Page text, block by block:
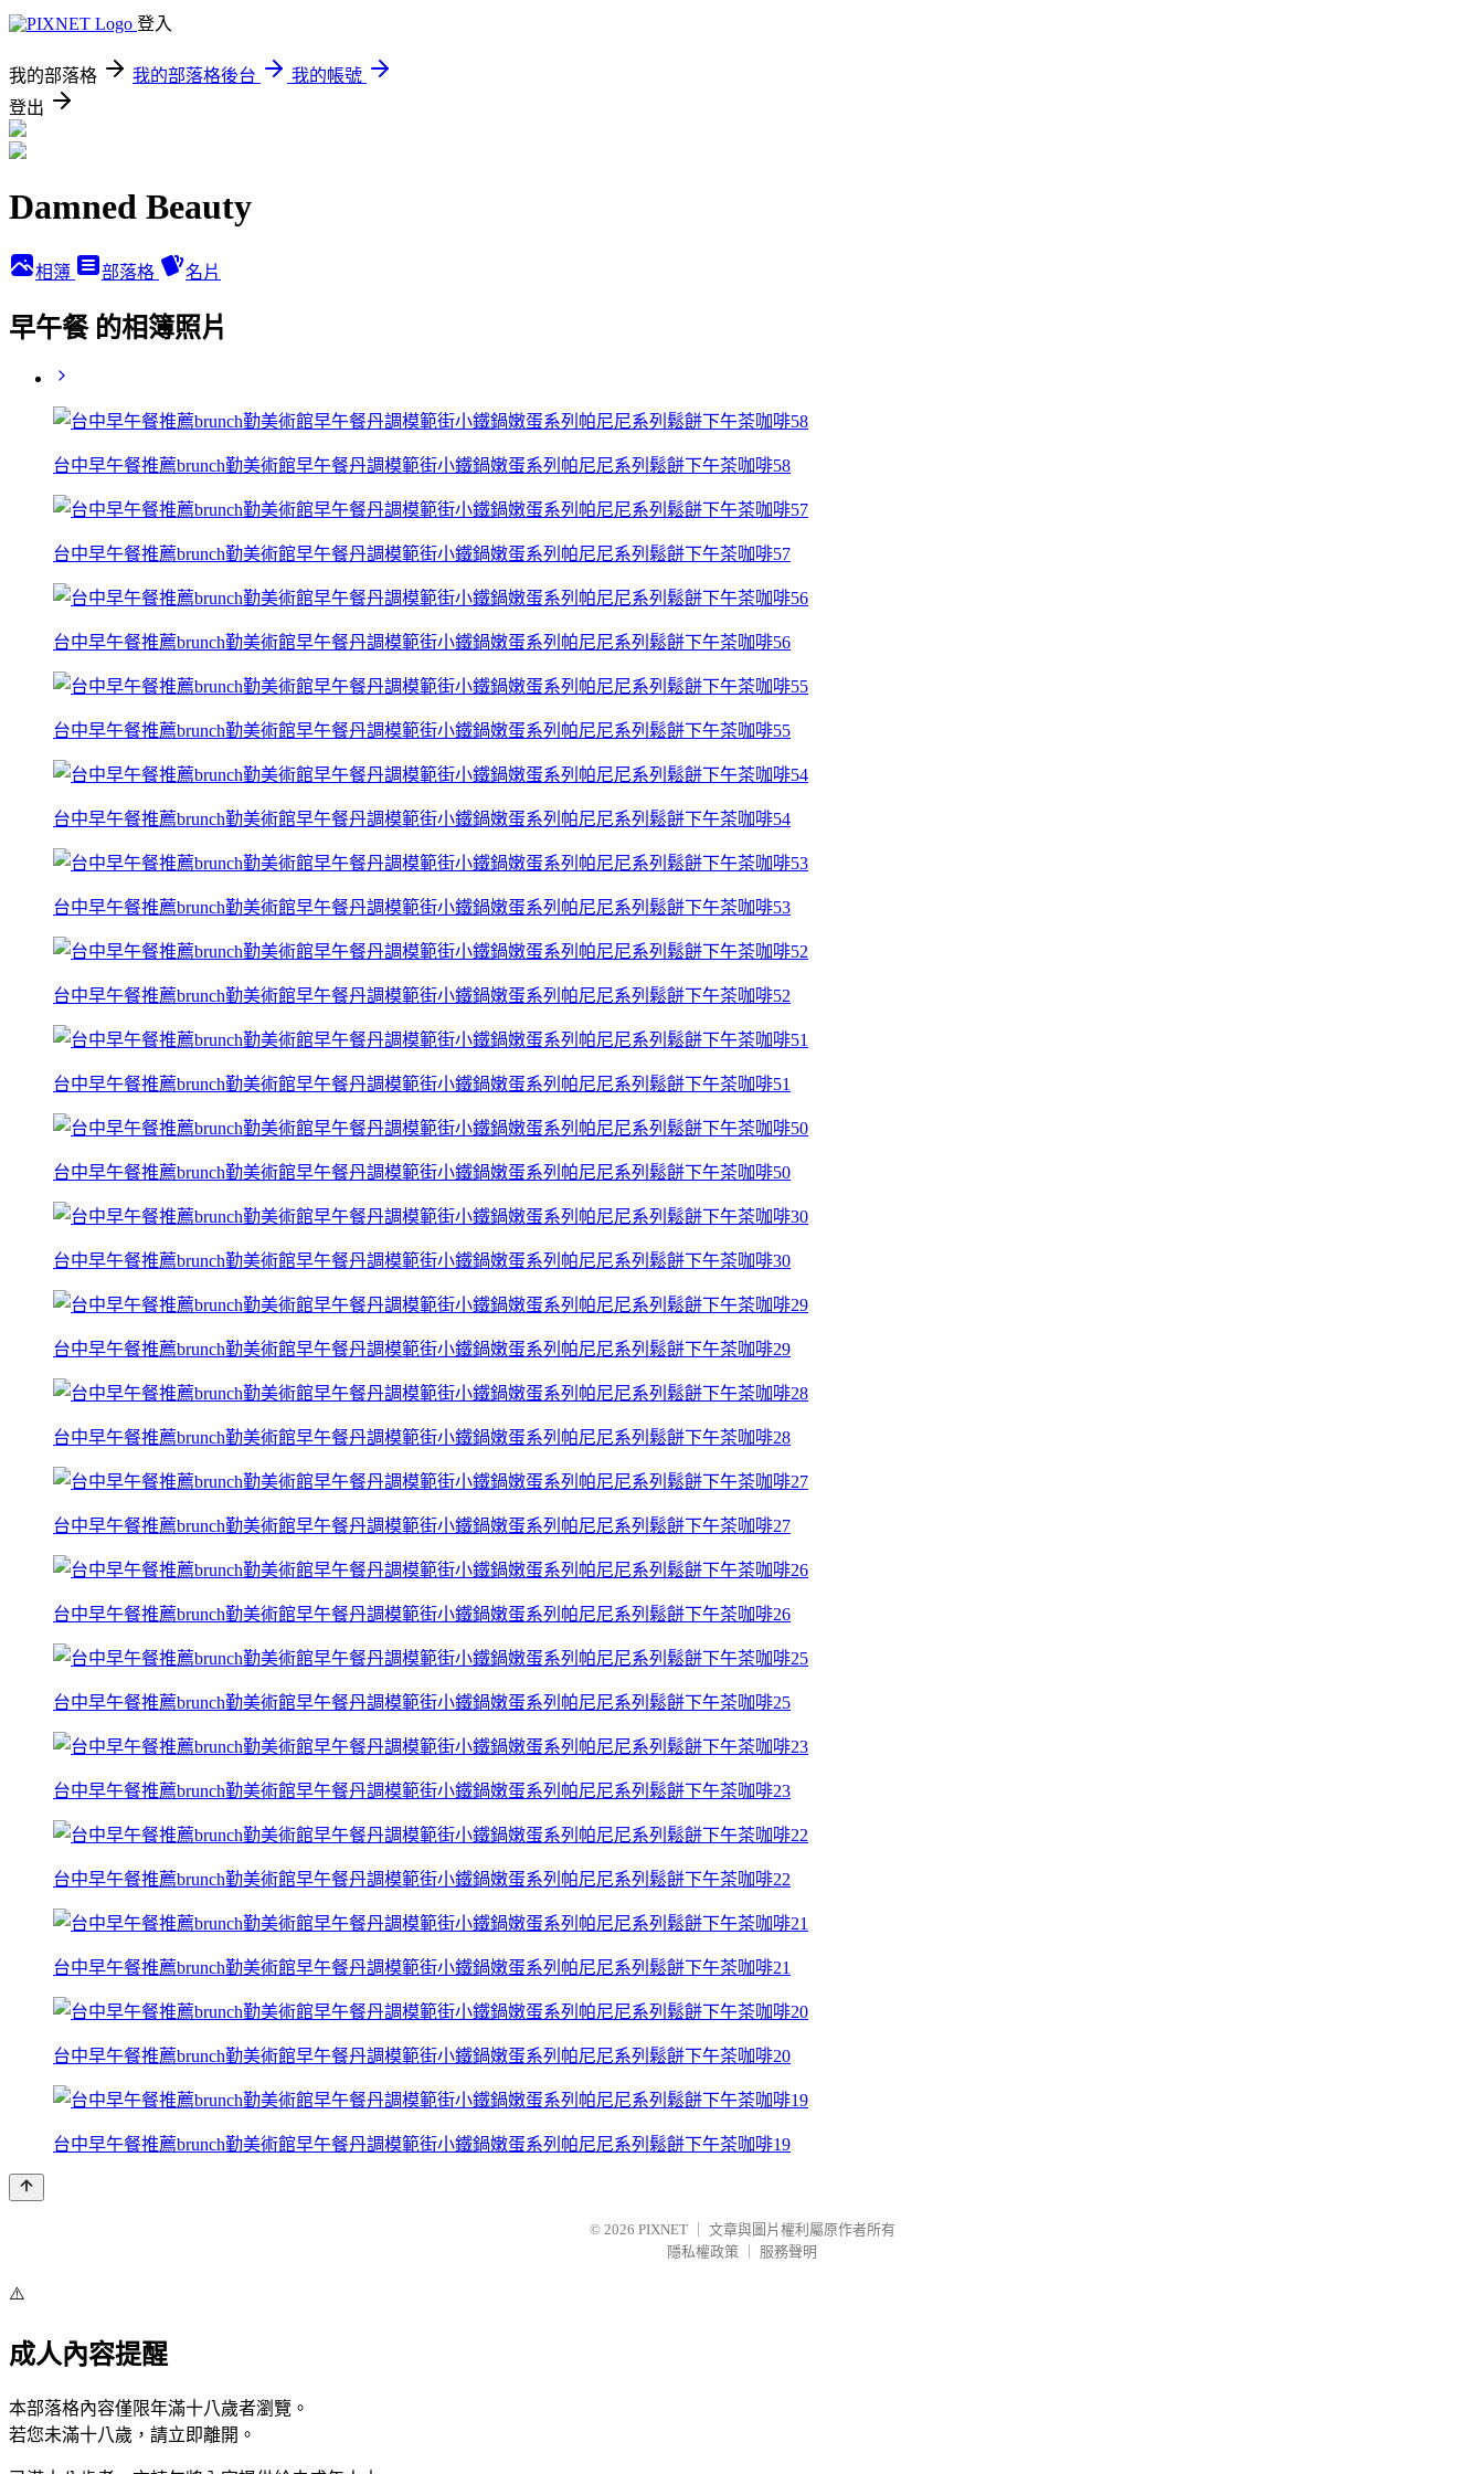
登入
我的部落格 我的部落格後台
我的帳號
登出
Damned Beauty
相簿 部落格 名片
早午餐 的相簿照片
台中早午餐推薦brunch勤美術館早午餐丹調模範街小鐵鍋嫩蛋系列帕尼尼系列鬆餅下午茶咖啡58
台中早午餐推薦brunch勤美術館早午餐丹調模範街小鐵鍋嫩蛋系列帕尼尼系列鬆餅下午茶咖啡57
台中早午餐推薦brunch勤美術館早午餐丹調模範街小鐵鍋嫩蛋系列帕尼尼系列鬆餅下午茶咖啡56
台中早午餐推薦brunch勤美術館早午餐丹調模範街小鐵鍋嫩蛋系列帕尼尼系列鬆餅下午茶咖啡55
台中早午餐推薦brunch勤美術館早午餐丹調模範街小鐵鍋嫩蛋系列帕尼尼系列鬆餅下午茶咖啡54
台中早午餐推薦brunch勤美術館早午餐丹調模範街小鐵鍋嫩蛋系列帕尼尼系列鬆餅下午茶咖啡53
台中早午餐推薦brunch勤美術館早午餐丹調模範街小鐵鍋嫩蛋系列帕尼尼系列鬆餅下午茶咖啡52
台中早午餐推薦brunch勤美術館早午餐丹調模範街小鐵鍋嫩蛋系列帕尼尼系列鬆餅下午茶咖啡51
台中早午餐推薦brunch勤美術館早午餐丹調模範街小鐵鍋嫩蛋系列帕尼尼系列鬆餅下午茶咖啡50
台中早午餐推薦brunch勤美術館早午餐丹調模範街小鐵鍋嫩蛋系列帕尼尼系列鬆餅下午茶咖啡30
台中早午餐推薦brunch勤美術館早午餐丹調模範街小鐵鍋嫩蛋系列帕尼尼系列鬆餅下午茶咖啡29
台中早午餐推薦brunch勤美術館早午餐丹調模範街小鐵鍋嫩蛋系列帕尼尼系列鬆餅下午茶咖啡28
台中早午餐推薦brunch勤美術館早午餐丹調模範街小鐵鍋嫩蛋系列帕尼尼系列鬆餅下午茶咖啡27
台中早午餐推薦brunch勤美術館早午餐丹調模範街小鐵鍋嫩蛋系列帕尼尼系列鬆餅下午茶咖啡26
台中早午餐推薦brunch勤美術館早午餐丹調模範街小鐵鍋嫩蛋系列帕尼尼系列鬆餅下午茶咖啡25
台中早午餐推薦brunch勤美術館早午餐丹調模範街小鐵鍋嫩蛋系列帕尼尼系列鬆餅下午茶咖啡23
台中早午餐推薦brunch勤美術館早午餐丹調模範街小鐵鍋嫩蛋系列帕尼尼系列鬆餅下午茶咖啡22
台中早午餐推薦brunch勤美術館早午餐丹調模範街小鐵鍋嫩蛋系列帕尼尼系列鬆餅下午茶咖啡21
台中早午餐推薦brunch勤美術館早午餐丹調模範街小鐵鍋嫩蛋系列帕尼尼系列鬆餅下午茶咖啡20
台中早午餐推薦brunch勤美術館早午餐丹調模範街小鐵鍋嫩蛋系列帕尼尼系列鬆餅下午茶咖啡19
© 2026 PIXNET
文章與圖片權利屬原作者所有
隱私權政策
服務聲明
⚠️
成人內容提醒
本部落格內容僅限年滿十八歲者瀏覽。
若您未滿十八歲，請立即離開。